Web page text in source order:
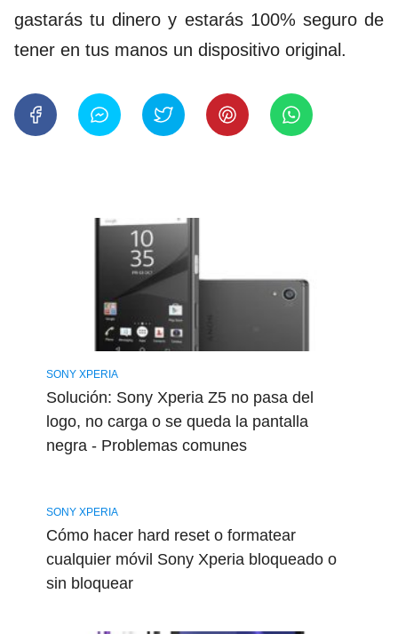
gastarás tu dinero y estarás 100% seguro de
tener en tus manos un dispositivo original.
SONY XPERIA
Solución: Sony Xperia Z5 no pasa del
logo, no carga o se queda la pantalla
negra - Problemas comunes
SONY XPERIA
Cómo hacer hard reset o formatear
cualquier móvil Sony Xperia bloqueado o
sin bloquear